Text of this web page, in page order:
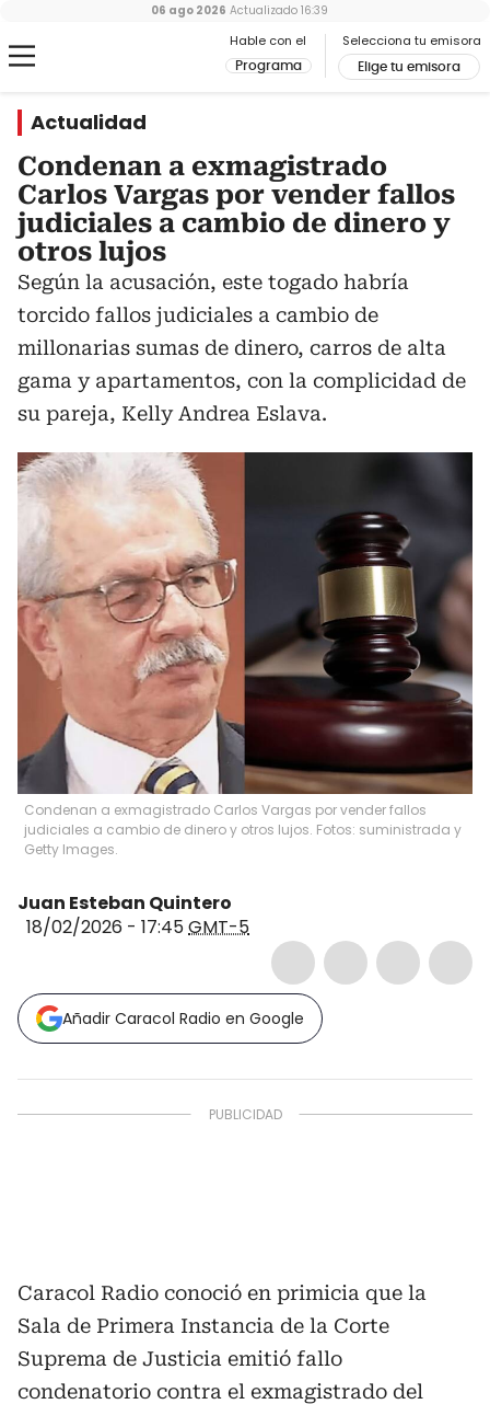
Hable con el
Programa
Selecciona tu emisora
Elige tu emisora
06 ago 2026 Actualizado 16:39
Actualidad
Condenan a exmagistrado
Carlos Vargas por vender fallos
judiciales a cambio de dinero y
otros lujos
Según la acusación, este togado habría
torcido fallos judiciales a cambio de
millonarias sumas de dinero, carros de alta
gama y apartamentos, con la complicidad de
su pareja, Kelly Andrea Eslava.
Condenan a exmagistrado Carlos Vargas por vender fallos
judiciales a cambio de dinero y otros lujos. Fotos: suministrada y
Getty Images.
Juan Esteban Quintero
18/02/2026 - 17:45GMT-5
Añadir Caracol Radio en Google
Caracol Radio conoció en primicia que la
Sala de Primera Instancia de la Corte
Suprema de Justicia emitió fallo
condenatorio contra el exmagistrado del